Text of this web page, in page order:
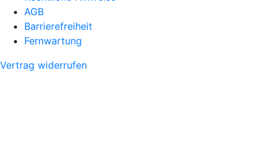
AGB
Barrierefreiheit
Fernwartung
Vertrag widerrufen